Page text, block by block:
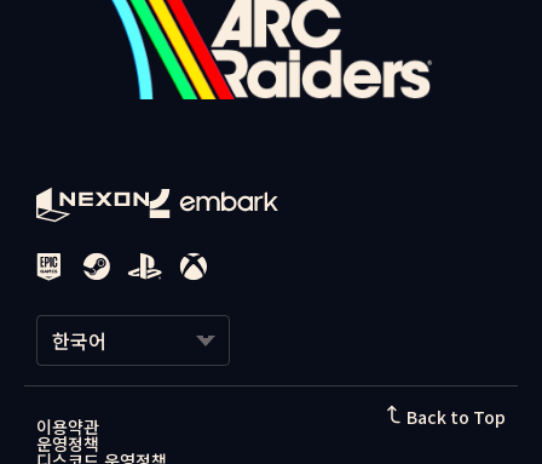
한국어
日本語
이용약관
운영정책
Back to Top